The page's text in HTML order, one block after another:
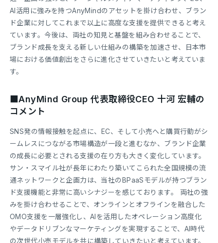
AI活用に強みを持つAnyMindのアセットを掛け合わせ、ブラン
ド企業に対してこれまで以上に高度な支援を提供できると考え
ています。今後は、両社の知見と基盤を組み合わせることで、
ブランド成長を支える新しい仕組みの構築を加速させ、日本市
場における価値創出をさらに進化させていきたいと考えていま
す。
■AnyMind Group 代表取締役CEO 十河 宏輔の
コメント
SNS発の情報接触を起点に、EC、そして小売へと購買行動がシ
ームレスにつながる市場構造が一段と進むなか、ブランド企業
の成長に必要とされる支援の在り方も大きく変化しています。
サン・スマイル社が長年にわたり築いてこられた全国規模の流
通ネットワークと企画力は、当社のBPaaSモデルが持つブラン
ド支援機能と非常に高いシナジーを感じております。 両社の強
みを掛け合わせることで、オンラインとオフラインを融合した
OMO支援を一層強化し、AIを活用したオペレーション高度化
やデータドリブンなマーケティングを実現することで、AI時代
の次世代小売モデルを共に構築していきたいと考えています。